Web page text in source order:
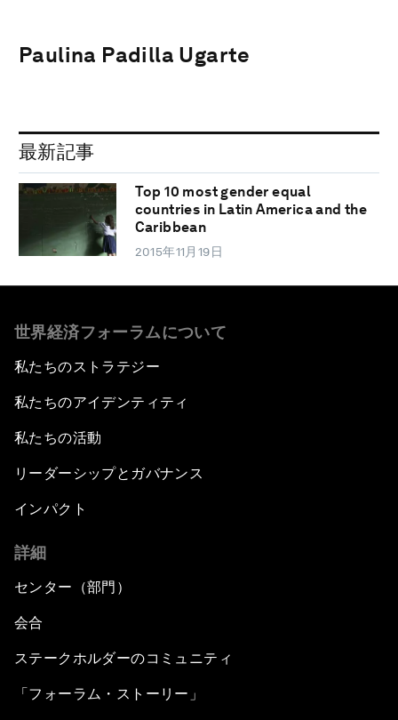
Paulina Padilla Ugarte
最新記事
Top 10 most gender equal
countries in Latin America and the
Caribbean
2015年11月19日
世界経済フォーラムについて
私たちのストラテジー
私たちのアイデンティティ
私たちの活動
リーダーシップとガバナンス
インパクト
詳細
センター（部門）
会合
ステークホルダーのコミュニティ
「フォーラム・ストーリー」